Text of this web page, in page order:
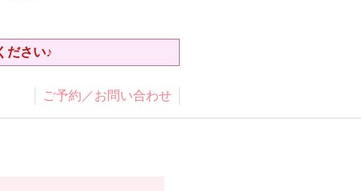
ださい♪
ご予約／お問い合わせ